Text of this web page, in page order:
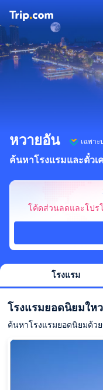
หวายอัน เฉพาะ
ค้นหาโรงแรมและตั๋ว
โค้ดส่วนลดและโปร
โรงแรม
โรงแรมยอดนิยมให
ค้นหาโรงแรมยอดนิยมด้ว